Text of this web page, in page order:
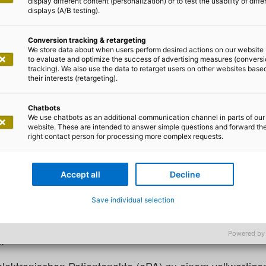
Ekinci
Gesundheitsdaten in
auf zentrale
von einer digitalen
der Digitalisierung des Gesundheitswesens
für Gesundheit, das die Effizienz des
digitaler Technologien erhöhen soll. Das
displays (A/B testing).
Conversion tracking & retargeting
We store data about when users perform desired actions on our website
to evaluate and optimize the success of advertising measures
tracking). We also use the data to retarget users on other websites
their interests (retargeting).
Chatbots
We use chatbots as an additional communication channel in parts of our
website. These are intended to answer simple questions and forward
right contact person for processing more complex requests.
Accept all Decline
Save individual selection
Powered by